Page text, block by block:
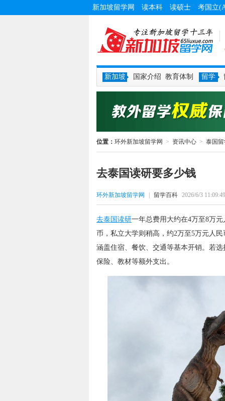
新加坡留学网 读本科 读硕士 考国立
新加坡 国家介绍 教育体制 留学
位置： 环外新加坡留学网 > 资讯中心 > 泰国
去泰国读研要多少钱
环外新加坡留学网 留学百科 2026/6/3 11:09:49
去泰国读研一年总费用大约在4万至8万
币，私立大学则稍高，约2万至5万元人
涵盖住宿、餐饮、交通等基本开销。若
保险、教材等额外支出。